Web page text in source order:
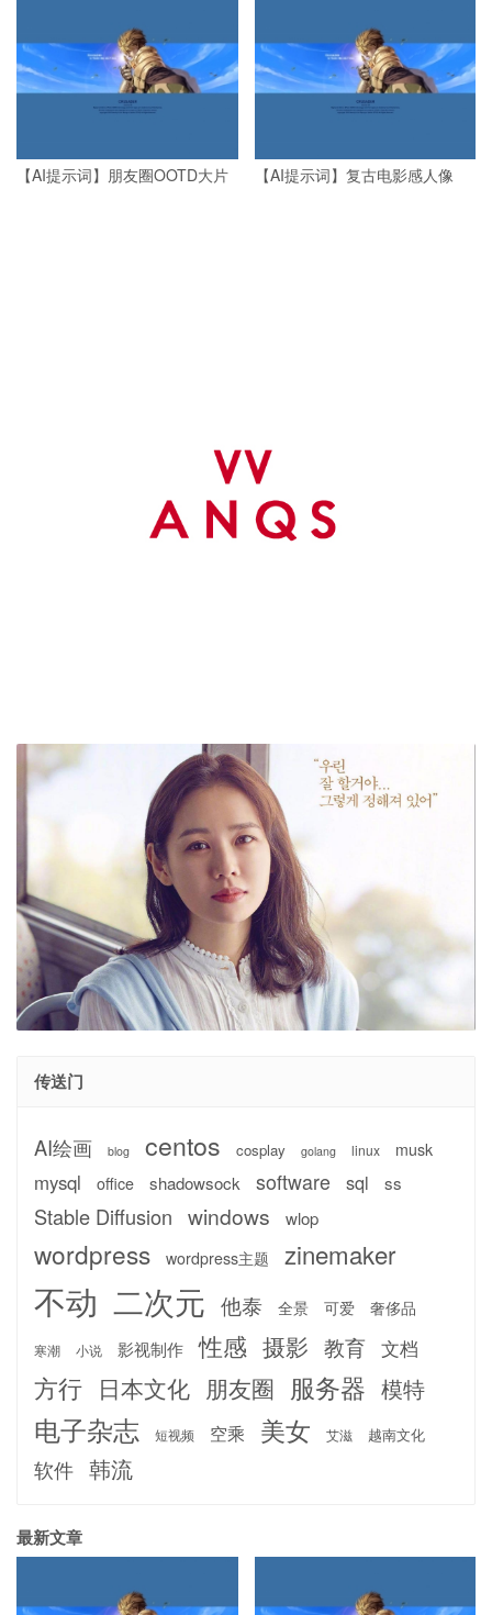
【AI提示词】朋友圈OOTD大片 【AI提示词】复古电影感人像
传送门
AI绘画 blog centos cosplay golang linux musk
mysql office shadowsock software sql ss
Stable Diffusion windows wlop
wordpress wordpress主题 zinemaker
不动 二次元 他泰 全景 可爱 奢侈品
寒潮 小说 影视制作 性感 摄影 教育 文档
方行 日本文化 朋友圈 服务器 模特
电子杂志 短视频 空乘 美女 艾滋 越南文化
软件 韩流
最新文章